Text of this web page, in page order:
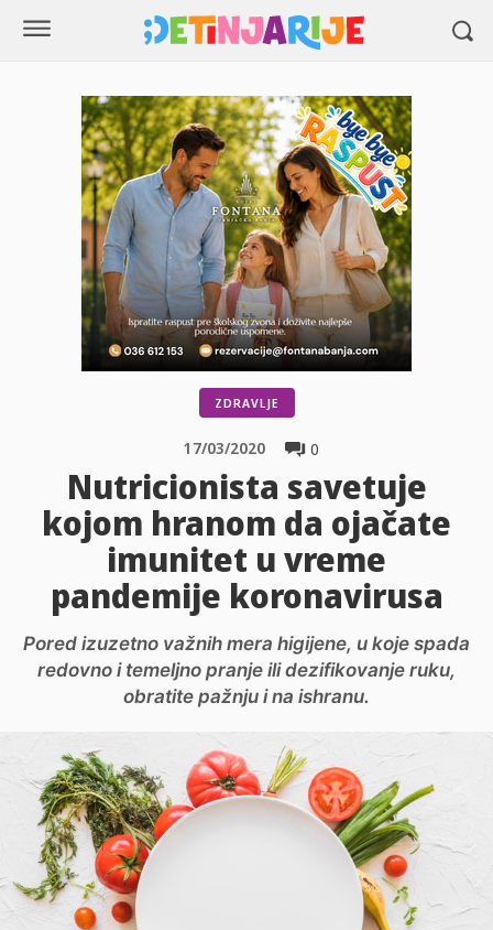
ZDRAVLJE
0
17/03/2020
Nutricionista savetuje
kojom hranom da ojačate
imunitet u vreme
pandemije koronavirusa
Pored izuzetno važnih mera higijene, u koje spada
redovno i temeljno pranje ili dezifikovanje ruku,
obratite pažnju i na ishranu.